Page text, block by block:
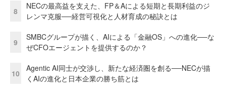
8
NECの最高益を支えた、FP＆Aによる短期と長期利益のジ
レンマ克服──経営可視化と人材育成の秘訣とは
9
SMBCグループが描く、AIによる「金融OS」への進化──な
ぜCFOエージェントを提供するのか？
10
Agentic AI同士が交渉し、新たな経済圏を創る──NECが描
くAIの進化と日本企業の勝ち筋とは